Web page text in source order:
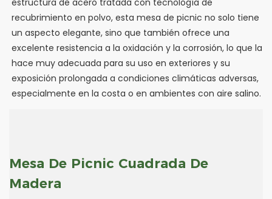
recubrimiento en polvo, esta mesa de picnic no solo tiene
un aspecto elegante, sino que también ofrece una
excelente resistencia a la oxidación y la corrosión, lo que la
hace muy adecuada para su uso en exteriores y su
exposición prolongada a condiciones climáticas adversas,
especialmente en la costa o en ambientes con aire salino.
Mesa De Picnic Cuadrada De
Madera